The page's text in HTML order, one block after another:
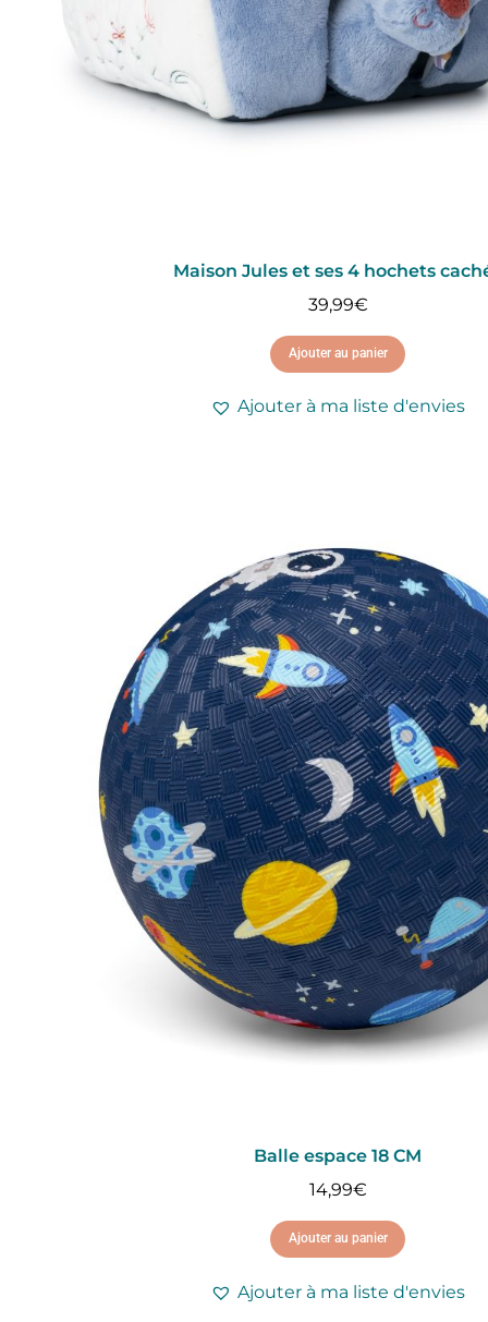
Maison Jules et ses 4 hochets
39,99€
Ajouter au panier
Ajouter à ma liste d'envies
Balle espace 18 CM
14,99€
Ajouter au panier
Ajouter à ma liste d'envies